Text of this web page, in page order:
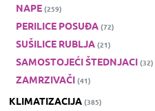
NAPE(259)
PERILICE POSUĐA(72)
SUŠILICE RUBLJA(21)
SAMOSTOJEĆI ŠTEDNJACI(32)
ZAMRZIVAČI(41)
KLIMATIZACIJA (385)